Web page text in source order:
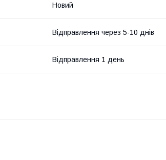
Новий
Відправлення через 5-10 днів
Відправлення 1 день